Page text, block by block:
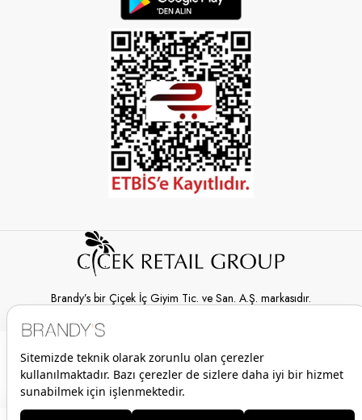
Brandy’s bir Çiçek İç Giyim Tic. ve San. A.Ş. markasıdır.
© 2026 Brandy’s | Her hakkı saklıdır.